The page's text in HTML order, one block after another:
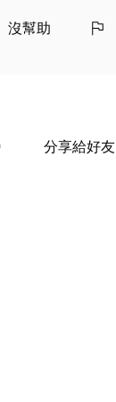
沒幫助
分享給好友